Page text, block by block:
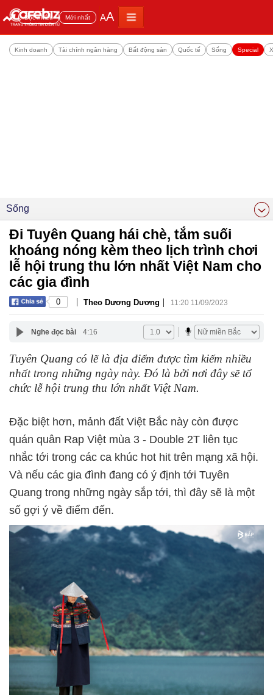
Đọc nhiều Mới nhất AA
Kinh doanh Tài chính ngân hàng Bất động sản Quốc tế Sống Special
Sống
Đi Tuyên Quang hái chè, tắm suối
khoáng nóng kèm theo lịch trình chơi
lễ hội trung thu lớn nhất Việt Nam cho
các gia đình
0 | Theo Dương Dương | 11:20 11/09/2023
Nghe đọc bài 4:16
Tuyên Quang có lẽ là địa điểm được tìm kiếm nhiều
nhất trong những ngày này. Đó là bởi nơi đây sẽ tổ
chức lễ hội trung thu lớn nhất Việt Nam.
Đặc biệt hơn, mảnh đất Việt Bắc này còn được
quán quân Rap Việt mùa 3 - Double 2T liên tục
nhắc tới trong các ca khúc hot hit trên mạng xã hội.
Và nếu các gia đình đang có ý định tới Tuyên
Quang trong những ngày sắp tới, thì đây sẽ là một
số gợi ý về điểm đến.